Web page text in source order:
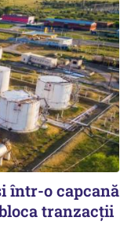
într-o capcană
tranzacții